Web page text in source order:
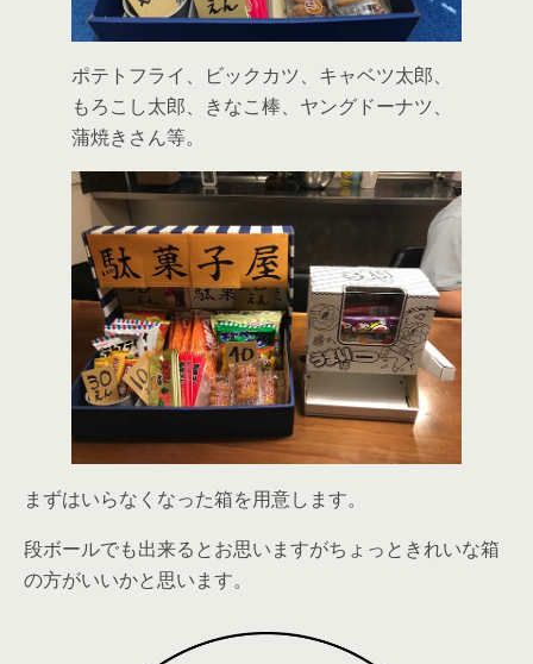
ポテトフライ、ビックカツ、キャベツ太郎、
もろこし太郎、きなこ棒、ヤングドーナツ、
蒲焼きさん等。
まずはいらなくなった箱を用意します。
段ボールでも出来るとお思いますがちょっときれいな箱
の方がいいかと思います。